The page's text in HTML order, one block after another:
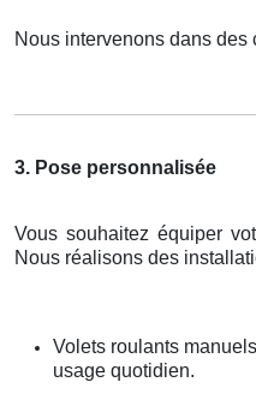
Nous intervenons dans des
3. Pose personnalisée
Vous souhaitez équiper
Nous réalisons des
Volets roulants
usage quotidien.